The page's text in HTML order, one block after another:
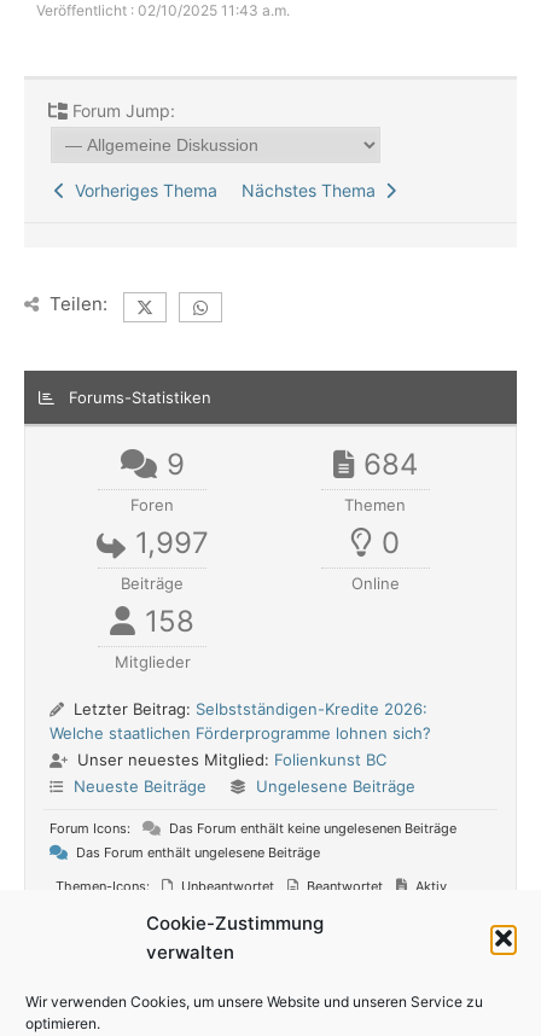
Cookie-Zustimmung
verwalten
Wir verwenden Cookies, um unsere Website und unseren Service zu
optimieren.
Veröffentlicht : 02/10/2025 11:43 a.m.
Forum Jump:
Vorheriges Thema Nächstes Thema
Teilen:
Forums-Statistiken
9
Foren
684
Themen
1,997
Beiträge
0
Online
158
Mitglieder
Letzter Beitrag: Selbstständigen-Kredite 2026:
Welche staatlichen Förderprogramme lohnen sich?
Unser neuestes Mitglied: Folienkunst BC
Neueste Beiträge
Ungelesene Beiträge
Forum Icons:
Das Forum enthält keine ungelesenen Beiträge
Das Forum enthält ungelesene Beiträge
Themen-Icons:
Unbeantwortet Beantwortet
Aktiv
Geschlossen